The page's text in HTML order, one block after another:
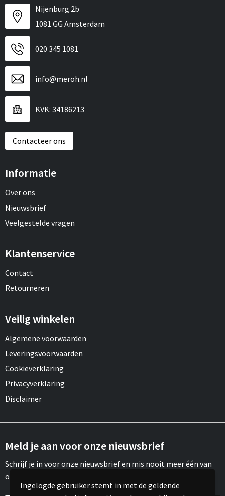
Nijenburg 2b
1081 GG Amsterdam
020 345 1081
info@meroh.nl
KVK: 34186213
Contacteer ons
Informatie
Over ons
Nieuwsbrief
Veelgestelde vragen
Klantenservice
Contact
Retourneren
Veilig winkelen
Algemene voorwaarden
Leveringsvoorwaarden
Cookieverklaring
Privacyverklaring
Disclaimer
Meld je aan voor onze nieuwsbrief
Schrijf je in voor onze nieuwsbrief en mis nooit meer één van
onze leuke aanbiedingen of updates.
Ingelogde gebruiker stemt in met de geldende